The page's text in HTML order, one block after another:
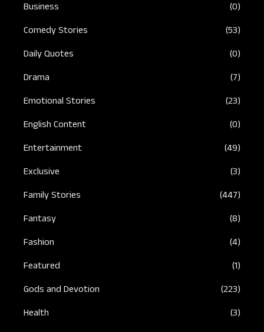
Business
(0)
Comedy Stories
(53)
Daily Quotes
(0)
Drama
(7)
Emotional Stories
(23)
English Content
(0)
Entertainment
(49)
Exclusive
(3)
Family Stories
(447)
Fantasy
(8)
Fashion
(4)
Featured
(1)
Gods and Devotion
(223)
Health
(3)